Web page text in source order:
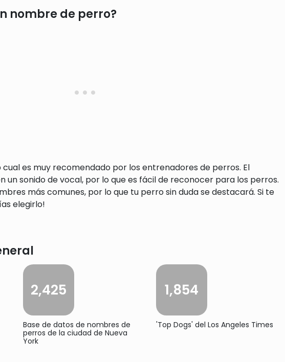
nombre de perro?
cual es muy recomendado por los entrenadores de perros. El
sonido de vocal, por lo que es fácil de reconocer para los perros.
más comunes, por lo que tu perro sin duda se destacará. Si te
elegirlo!
2,425
Base de datos de nombres de
perros de la ciudad de Nueva
York
1,854
'Top Dogs' del Los Angeles Times